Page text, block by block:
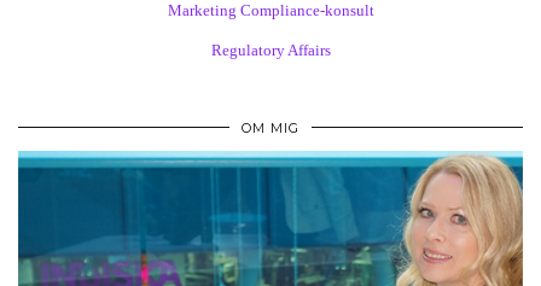
Marketing Compliance-konsult
Regulatory Affairs
OM MIG